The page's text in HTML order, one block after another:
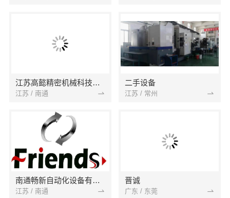
江苏高懿精密机械科技有限公司
江苏 / 南通
二手设备
江苏 / 常州
南通畅新自动化设备有限公司
江苏 / 南通
晋诚
广东 / 东莞